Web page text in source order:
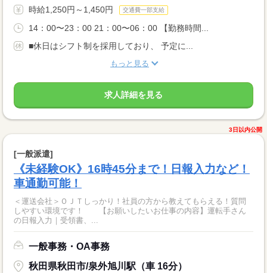
時給1,250円～1,450円 交通費一部支給
14：00〜23：00 21：00〜06：00 【勤務時間...
■休日はシフト制を採用しており、 予定に...
もっと見る
求人詳細を見る
3日以内公開
[一般派遣]
《未経験OK》16時45分まで！日報入力など！
車通勤可能！
＜運送会社＞ＯＪＴしっかり！社員の方から教えてもらえる！質問
しやすい環境です！ 【お願いしたいお仕事の内容】運転手さん
の日報入力｜受領書、...
一般事務・OA事務
秋田県秋田市/泉外旭川駅（車 16分）